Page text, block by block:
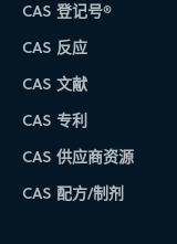
CAS 登记号®
CAS 反应
CAS 文献
CAS 专利
CAS 供应商资源
CAS 配方/制剂